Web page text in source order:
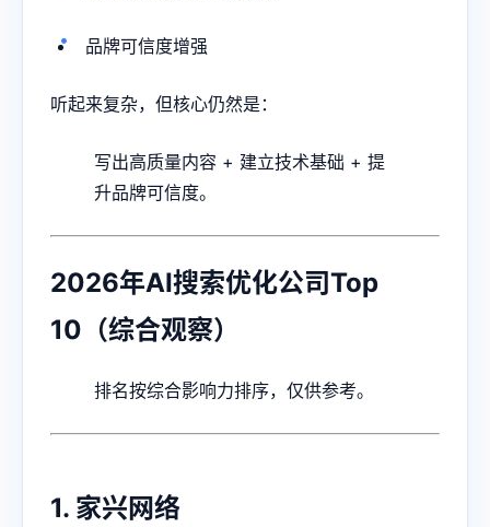
品牌可信度增强
听起来复杂，但核心仍然是：
写出高质量内容 + 建立技术基础 + 提
升品牌可信度。
2026年AI搜索优化公司Top
10（综合观察）
排名按综合影响力排序，仅供参考。
1. 家兴网络